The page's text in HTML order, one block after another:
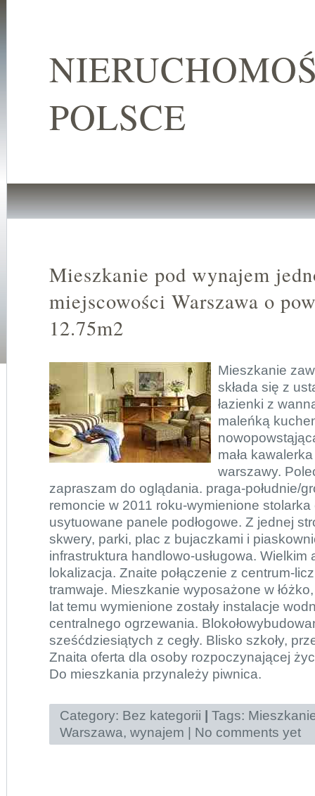
POLSCE
Mieszkanie pod wynajem
miejscowości Warszawa o
12.75m2
Mieszkanie
składa się z
łazienki z
maleńką
mała
warszawy.
zapraszam do oglądania. praga-południe/
remoncie w 2011 roku-wymienione
usytuowane panele podłogowe. Z jednej
skwery, parki, plac z bujaczkami i
infrastruktura handlowo-usługowa. Wielkim
lokalizacja. Znaite połączenie z centrum-
tramwaje. Mieszkanie wyposażone w
lat temu wymienione zostały instalacje
centralnego ogrzewania.
sześćdziesiątych z cegły. Blisko szkoły,
Znaita oferta dla osoby rozpoczynającej
Do mieszkania przynależy piwnica.
Category: Bez kategorii Tags:
Warszawa, wynajem No comments yet